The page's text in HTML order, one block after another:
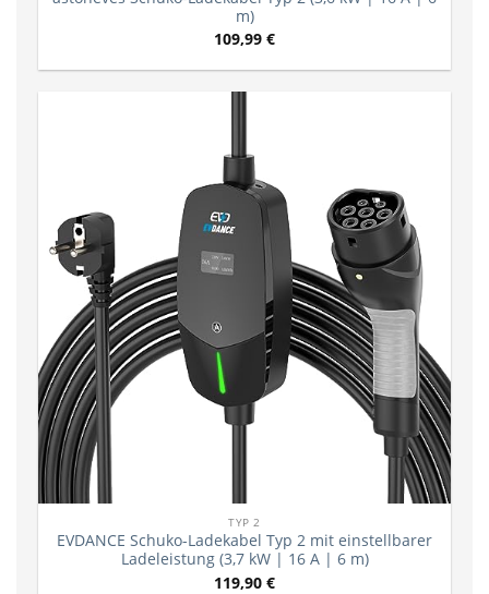
m)
109,99 €
TYP 2
EVDANCE Schuko-Ladekabel Typ 2 mit einstellbarer
Ladeleistung (3,7 kW | 16 A | 6 m)
119,90 €